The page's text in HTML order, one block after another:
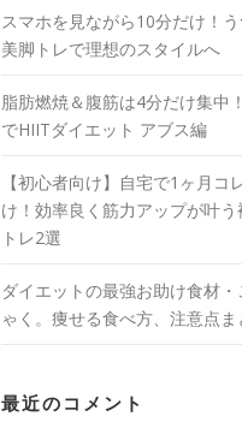
スマホを見ながら10分だけ！
美脚トレで理想のスタイルへ
脂肪燃焼＆腹筋は4分だけ集中
でHIITダイエット アブス編
【初心者向け】自宅で1ヶ月コ
け！効率良く筋力アップが叶
トレ2選
ダイエットの最強お助け食材・
ゃく。痩せる食べ方、注意点ま
最近のコメント